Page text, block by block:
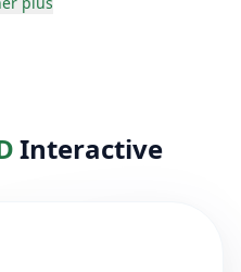
Interactive